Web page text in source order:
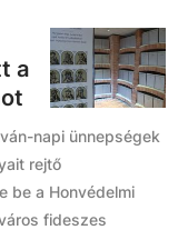
a
napi ünnepségek
rejtő
be a Honvédelmi
fideszes